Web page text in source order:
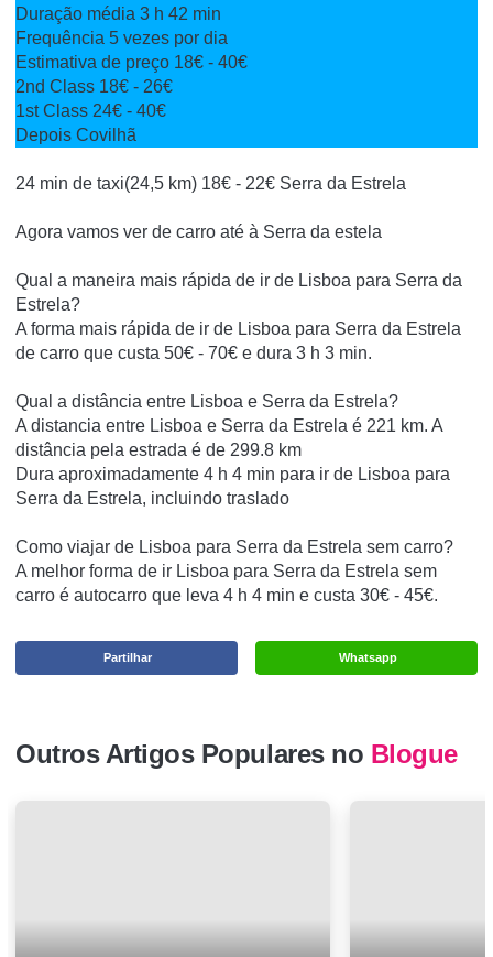
Duração média 3 h 42 min
Frequência 5 vezes por dia
Estimativa de preço 18€ - 40€
2nd Class 18€ - 26€
1st Class 24€ - 40€
Depois Covilhã
24 min de taxi(24,5 km) 18€ - 22€ Serra da Estrela
Agora vamos ver de carro até à Serra da estela
Qual a maneira mais rápida de ir de Lisboa para Serra da
Estrela?
A forma mais rápida de ir de Lisboa para Serra da Estrela
de carro que custa 50€ - 70€ e dura 3 h 3 min.
Qual a distância entre Lisboa e Serra da Estrela?
A distancia entre Lisboa e Serra da Estrela é 221 km. A
distância pela estrada é de 299.8 km
Dura aproximadamente 4 h 4 min para ir de Lisboa para
Serra da Estrela, incluindo traslado
Como viajar de Lisboa para Serra da Estrela sem carro?
A melhor forma de ir Lisboa para Serra da Estrela sem
carro é autocarro que leva 4 h 4 min e custa 30€ - 45€.
Whatsapp
Partilhar
Outros Artigos Populares no Blogue